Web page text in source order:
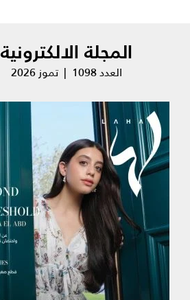
المجلة الالكترونية
العدد 1098 | تموز 2026